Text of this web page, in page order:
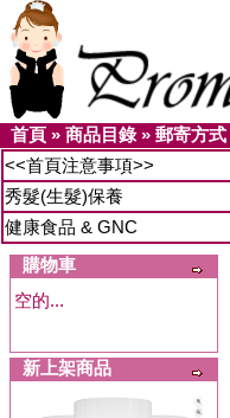
首頁 » 商品目錄» 郵寄方式
<<首頁注意事項>>
秀髮(生髮)保養
健康食品 & GNC
購物車
空的...
新上架商品